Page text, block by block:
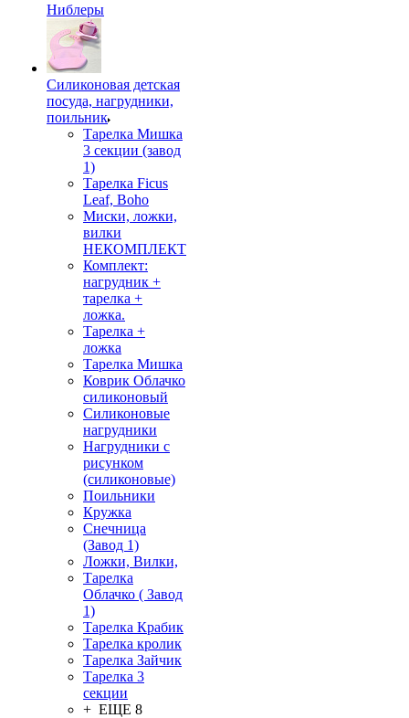
Ниблеры
Силиконовая детская
посуда, нагрудники,
поильник
Тарелка Мишка
3 секции (завод
1)
Тарелка Ficus
Leaf, Boho
Миски, ложки,
вилки
НЕКОМПЛЕКТ
Комплект:
нагрудник +
тарелка +
ложка.
Тарелка +
ложка
Тарелка Мишка
Коврик Облачко
силиконовый
Силиконовые
нагрудники
Нагрудники с
рисунком
(силиконовые)
Поильники
Кружка
Снечница
(Завод 1)
Ложки, Вилки,
Тарелка
Облачко ( Завод
1)
Тарелка Крабик
Тарелка кролик
Тарелка Зайчик
Тарелка 3
секции
+ ЕЩЕ 8